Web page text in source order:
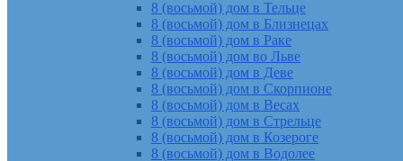
8 (восьмой) дом в Тельце
8 (восьмой) дом в Близнецах
8 (восьмой) дом в Раке
8 (восьмой) дом во Льве
8 (восьмой) дом в Деве
8 (восьмой) дом в Скорпионе
8 (восьмой) дом в Весах
8 (восьмой) дом в Стрельце
8 (восьмой) дом в Козероге
8 (восьмой) дом в Водолее